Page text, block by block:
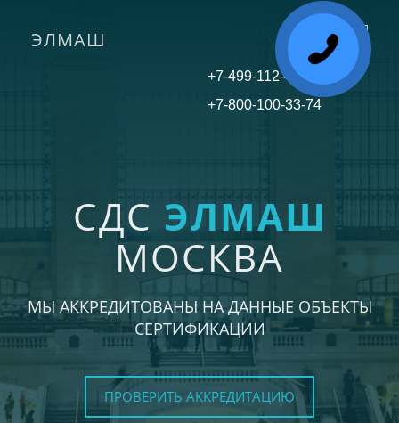
Toggle
ЭЛМАШ
СДС ЭЛМАШ
МОСКВА
МЫ АККРЕДИТОВАНЫ НА ДАННЫЕ ОБЪЕКТЫ
СЕРТИФИКАЦИИ
ПРОВЕРИТЬ АККРЕДИТАЦИЮ
+7-499-112-45-81
+7-800-100-33-74